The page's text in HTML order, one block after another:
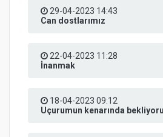
29-04-2023 14:43
Can dostlarımız
22-04-2023 11:28
İnanmak
18-04-2023 09:12
Uçurumun kenarında